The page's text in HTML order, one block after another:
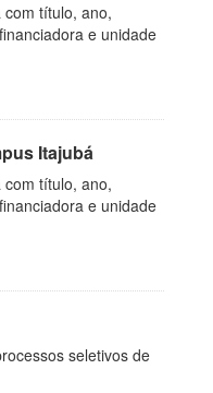
título, ano,
e unidade
Itajubá
título, ano,
e unidade
seletivos de